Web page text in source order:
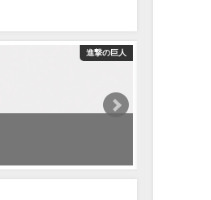
進撃の巨人